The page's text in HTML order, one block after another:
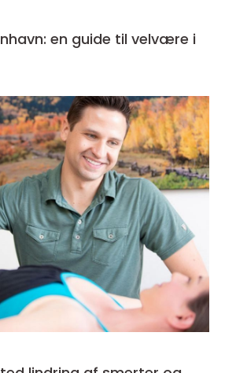
en guide til velvære i